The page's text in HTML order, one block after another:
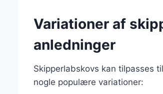
Variationer af
anledninger
Skipperlabskovs kan tilpasses
nogle populære variationer: